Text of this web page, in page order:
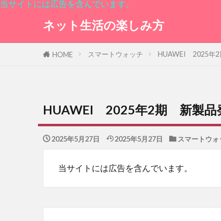
当サイトには広告を含んでいます。
ネット生活の楽しみ方
HOME スマートウォッチ HUAWEI 2025年2
HUAWEI 2025年2期 新製品
2025年5月27日 2025年5月27日 スマートウォ
当サイトには広告を含んでいます。